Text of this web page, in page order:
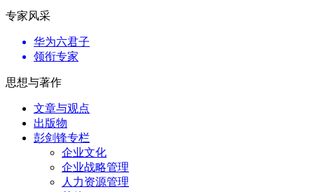
专家风采
华为六君子
领衔专家
思想与著作
文章与观点
出版物
彭剑锋专栏
企业文化
企业战略管理
人力资源管理